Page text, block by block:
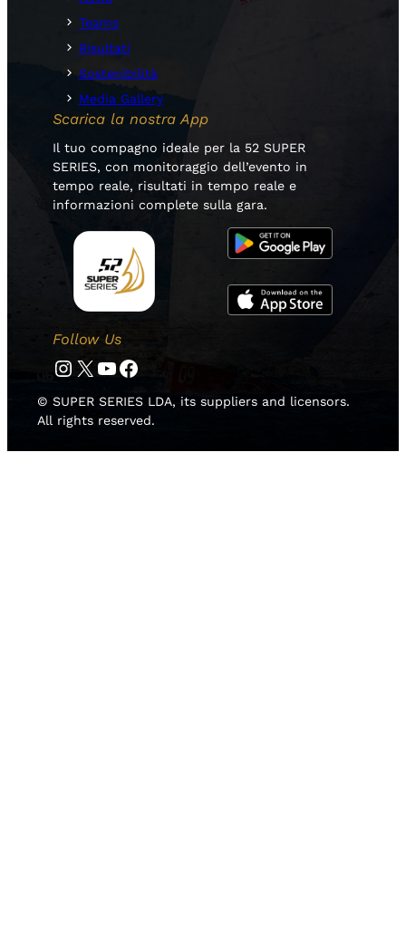
Teams
Risultati
Sostenibilità
Media Gallery
Scarica la nostra App
Il tuo compagno ideale per la 52 SUPER
SERIES, con monitoraggio dell’evento in
tempo reale, risultati in tempo reale e
informazioni complete sulla gara.
Follow Us
Instagram Twitter YouTube Facebook
© SUPER SERIES LDA, its suppliers and licensors.
All rights reserved.